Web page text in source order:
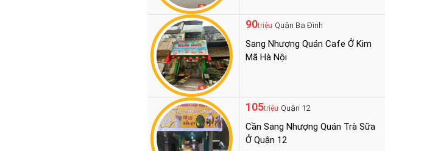
90triệu Quận Ba Đình
Sang Nhượng Quán Cafe Ở Kim
Mã Hà Nội
105triệu Quận 12
Cần Sang Nhượng Quán Trà Sữa
Ở Quận 12